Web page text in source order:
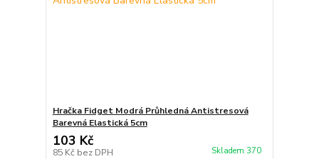
Hračka Fidget Modrá Průhledná Antistresová
Barevná Elastická 5cm
103 Kč
85 Kč bez DPH Skladem 370